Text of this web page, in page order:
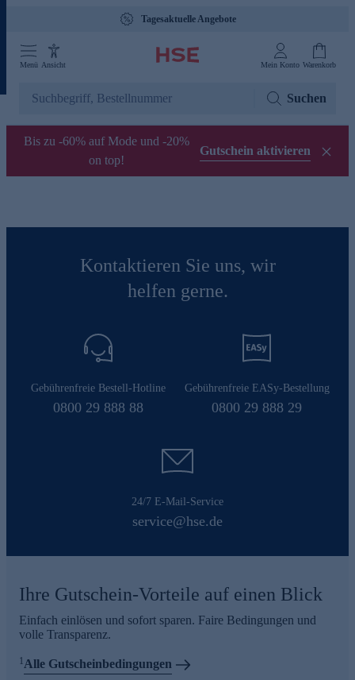
Tagesaktuelle Angebote
Menü Ansicht Mein Konto Warenkorb
Suchen
Bis zu -60% auf Mode und -20%
on top!
Gutschein aktivieren
Kontaktieren Sie uns, wir
helfen gerne.
Gebührenfreie Bestell-Hotline
0800 29 888 88
Gebührenfreie EASy-Bestellung
0800 29 888 29
24/7 E-Mail-Service
service@hse.de
Ihre Gutschein-Vorteile auf einen Blick
Einfach einlösen und sofort sparen. Faire Bedingungen und
volle Transparenz.
1Alle Gutscheinbedingungen